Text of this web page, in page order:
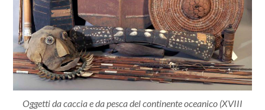
Oggetti da caccia e da pesca del continente oceanico (XVIII